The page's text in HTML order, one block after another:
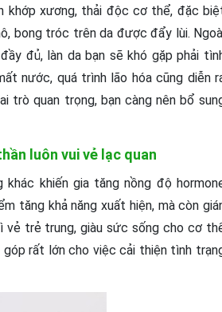
khớp xương, thải độc cơ thể, đặc
bong tróc trên da được đẩy lùi.
đủ, làn da bạn sẽ khó gặp phải
nước, quá trình lão hóa cũng diễn
trò quan trọng, bạn càng nên bổ
luôn vui vẻ lạc quan
khiến gia tăng nồng độ
tăng khả năng xuất hiện, mà còn
trẻ trung, giàu sức sống cho cơ
góp rất lớn cho việc cải thiện tình